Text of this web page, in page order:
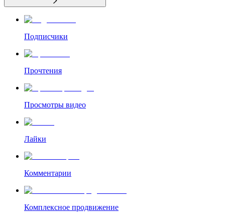
Подписчики
Прочтения
Просмотры видео
Лайки
Комментарии
Комплексное продвижение